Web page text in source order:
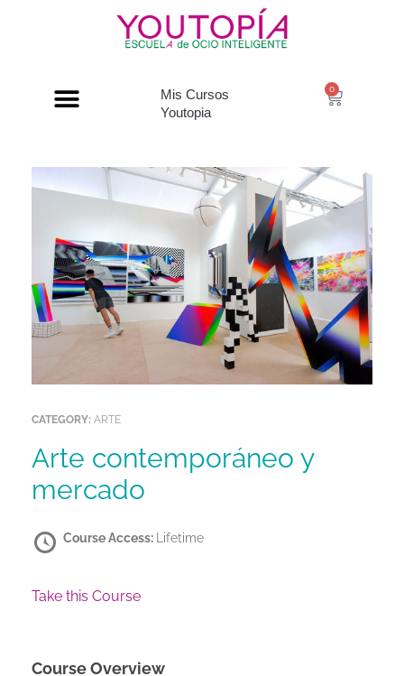
Mis Cursos
Youtopia
0
CATEGORY: ARTE
Arte contemporáneo y
mercado
Course Access: Lifetime
Take this Course
Course Overview